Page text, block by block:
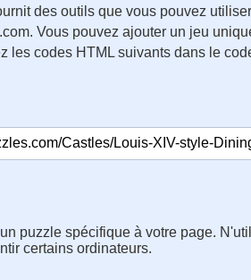
des outils que vous pouvez
Vous pouvez ajouter un jeu
les codes HTML suivants dans le
puzzle spécifique à votre page.
certains ordinateurs.